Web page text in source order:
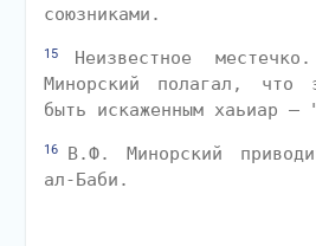
союзниками.
15
Неизвестное
Минорский полагал, что
быть искаженным хаьиар —
16
В.Ф. Минорский
ал-Баби.